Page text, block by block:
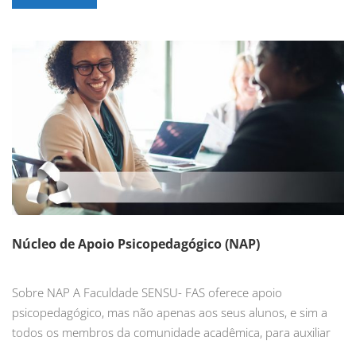
Núcleo de Apoio Psicopedagógico (NAP)
Sobre NAP A Faculdade SENSU- FAS oferece apoio
psicopedagógico, mas não apenas aos seus alunos, e sim a
todos os membros da comunidade acadêmica, para auxiliar